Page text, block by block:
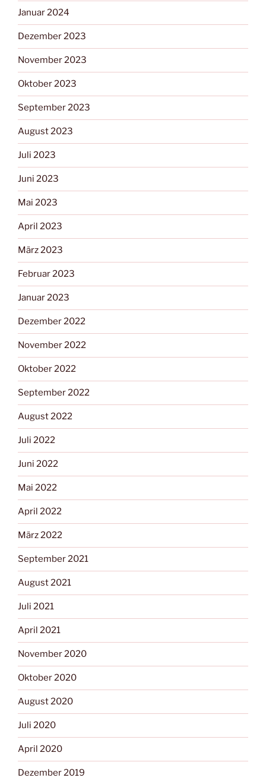
Januar 2024
Dezember 2023
November 2023
Oktober 2023
September 2023
August 2023
Juli 2023
Juni 2023
Mai 2023
April 2023
März 2023
Februar 2023
Januar 2023
Dezember 2022
November 2022
Oktober 2022
September 2022
August 2022
Juli 2022
Juni 2022
Mai 2022
April 2022
März 2022
September 2021
August 2021
Juli 2021
April 2021
November 2020
Oktober 2020
August 2020
Juli 2020
April 2020
Dezember 2019